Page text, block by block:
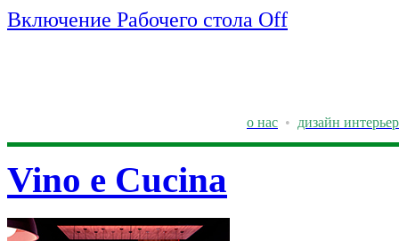
Включение Рабочего стола Off
о нас • дизайн
Vino e Cucina